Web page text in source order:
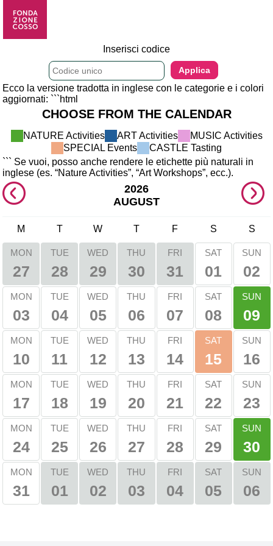
Inserisci codice
Ecco la versione tradotta in inglese con le categorie e i colori
aggiornati: ```html
CHOOSE FROM THE CALENDAR
NATURE Activities ART Activities
MUSIC Activities
SPECIAL Events
CASTLE Tasting
``` Se vuoi, posso anche rendere le etichette più naturali in
inglese (es. “Nature Activities”, “Art Workshops”, ecc.).
2026
AUGUST
M T W T F S S
MON
27
TUE
28
WED
29
THU
30
FRI
31
SAT
01
SUN
02
MON
03
TUE
04
WED
05
THU
06
FRI
07
SAT
08
SUN
09
MON
10
TUE
11
WED
12
THU
13
FRI
14
SAT
15
SUN
16
MON
17
TUE
18
WED
19
THU
20
FRI
21
SAT
22
SUN
23
MON
24
TUE
25
WED
26
THU
27
FRI
28
SAT
29
SUN
30
MON
31
TUE
01
WED
02
THU
03
FRI
04
SAT
05
SUN
06